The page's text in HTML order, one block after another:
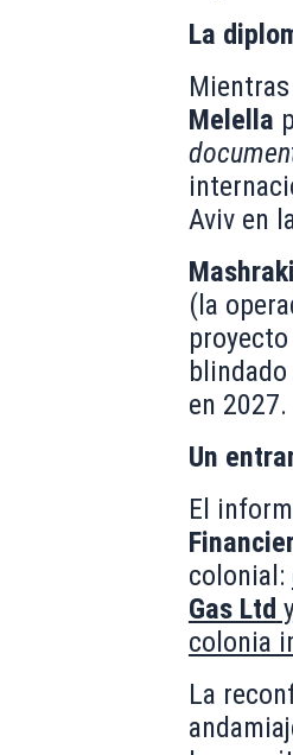
La
Melella
Aviv en
Mashraki
(la
en 2027.
Un
El
colonial:
Gas Ltd
colonia
La